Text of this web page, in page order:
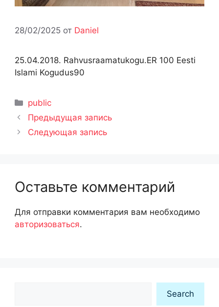
28/02/2025 от Daniel
25.04.2018. Rahvusraamatukogu.ER 100 Eesti
Islami Kogudus90
Рубрики
public
Предыдущая запись
Следующая запись
Оставьте комментарий
Для отправки комментария вам необходимо
авторизоваться.
Search